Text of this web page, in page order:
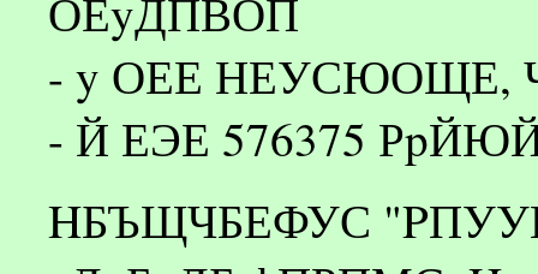
ОЕyДПВОП
- y ОЕЕ НЕУСЮОЩЕ,
- Й ЕЭЕ 576375
HБЪЩЧБЕФУС